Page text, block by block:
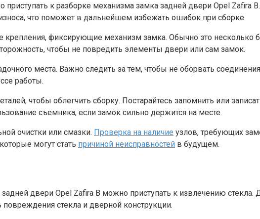
к разборке механизма замка задней двери Opel Zafira
что поможет в дальнейшем избежать ошибок при сборке.
крепления, фиксирующие механизм замка. Обычно это несколько
чтобы не повредить элементы двери или сам замок.
места. Важно следить за тем, чтобы не оборвать
работы.
чтобы облегчить сборку. Постарайтесь запомнить или
съемника, если замок сильно держится на месте.
очистки или смазки. Проверка на наличие узлов, требующих
могут стать причиной неисправностей в будущем.
двери Opel Zafira B можно приступать к извлечению стекла.
стекла и дверной конструкции.